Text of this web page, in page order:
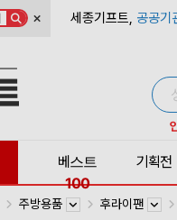
× 세종기프트, 공공기
베스트
100
기획전
주방용품 후라이팬